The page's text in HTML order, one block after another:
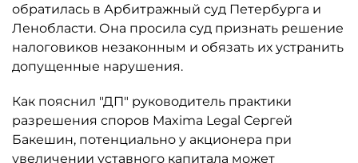
обратилась в Арбитражный суд Петербурга и
Ленобласти. Она просила суд признать решение
налоговиков незаконным и обязать их устранить
допущенные нарушения.
Как пояснил "ДП" руководитель практики
разрешения споров Maxima Legal Сергей
Бакешин, потенциально у акционера при
увеличении уставного капитала может